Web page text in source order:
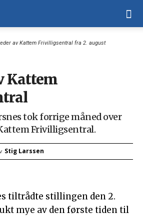
av Kattem Frivilligsentral fra 2. august
Kattem
tok forrige måned over
Frivilligsentral.
Stig Larssen
tiltrådte stillingen den 2.
mye av den første tiden til